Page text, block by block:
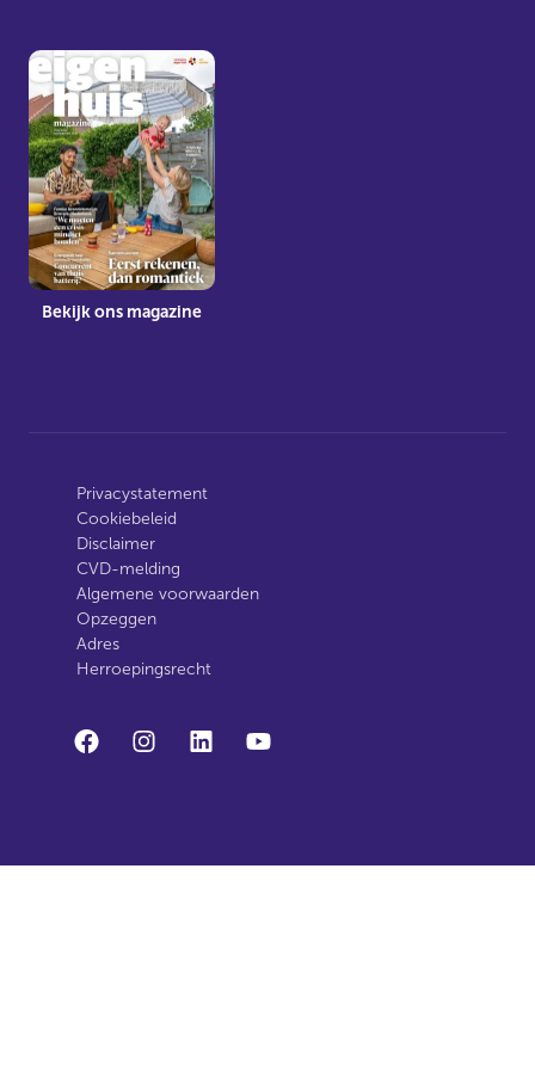
Bekijk ons magazine
Privacystatement
Cookiebeleid
Disclaimer
CVD-melding
Algemene voorwaarden
Opzeggen
Adres
Herroepingsrecht
facebookinstagramlinkedinyoutube